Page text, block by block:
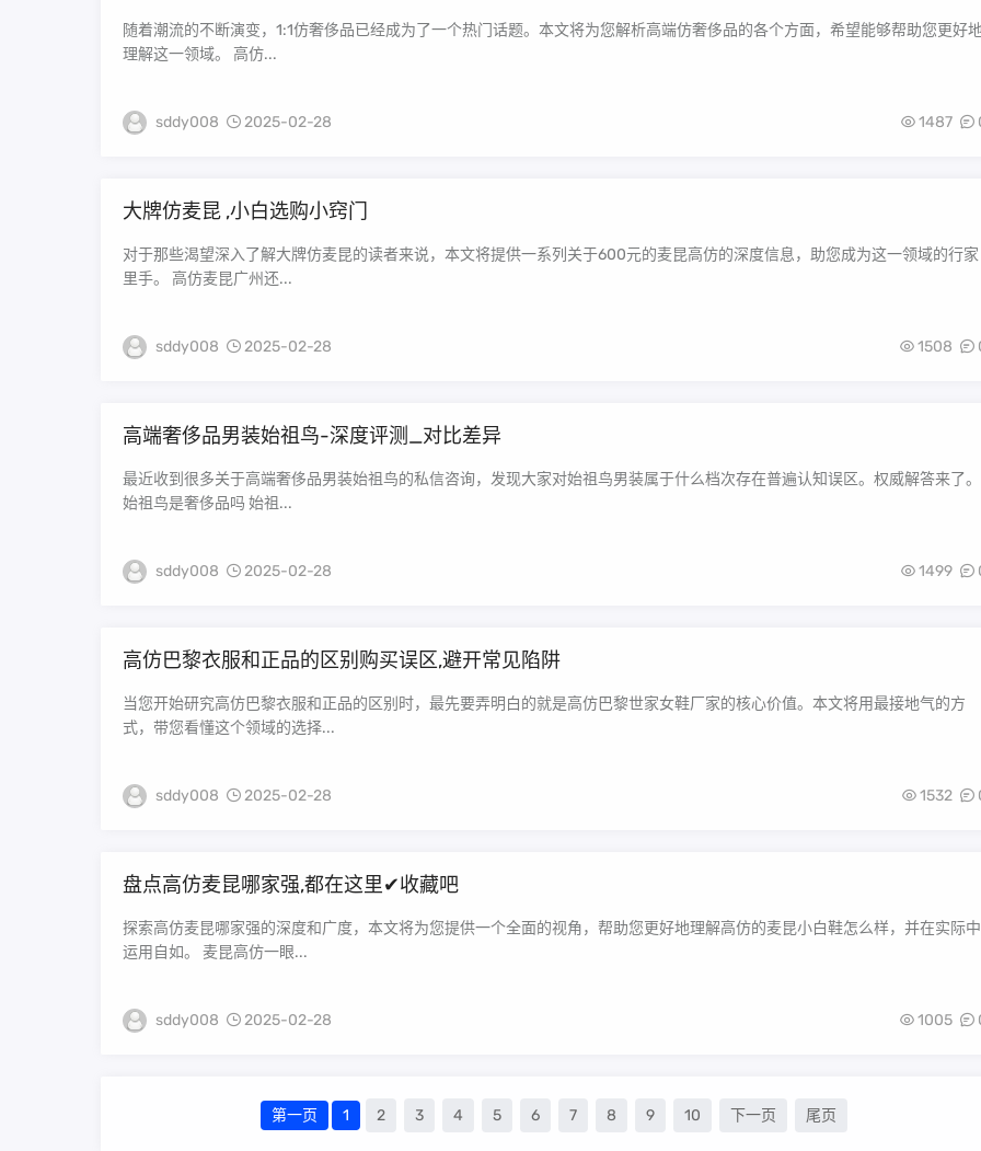
随着潮流的不断演变，1:1仿奢侈品已经成为了一个热门话题。本文将为您解析高端仿奢侈品的各个方面，希望能够帮助您更好
理解这一领域。 高仿...
sddy008 2025-02-28 1487
大牌仿麦昆 ,小白选购小窍门
对于那些渴望深入了解大牌仿麦昆的读者来说，本文将提供一系列关于600元的麦昆高仿的深度信息，助您成为这一领域的行家
里手。 高仿麦昆广州还...
sddy008 2025-02-28 1508
高端奢侈品男装始祖鸟-深度评测_对比差异
最近收到很多关于高端奢侈品男装始祖鸟的私信咨询，发现大家对始祖鸟男装属于什么档次存在普遍认知误区。权威解答来了。
始祖鸟是奢侈品吗 始祖...
sddy008 2025-02-28 1499
高仿巴黎衣服和正品的区别购买误区,避开常见陷阱
当您开始研究高仿巴黎衣服和正品的区别时，最先要弄明白的就是高仿巴黎世家女鞋厂家的核心价值。本文将用最接地气的方
式，带您看懂这个领域的选择...
sddy008 2025-02-28 1532
盘点高仿麦昆哪家强,都在这里✔收藏吧
探索高仿麦昆哪家强的深度和广度，本文将为您提供一个全面的视角，帮助您更好地理解高仿的麦昆小白鞋怎么样，并在实际中
运用自如。 麦昆高仿一眼...
sddy008 2025-02-28 1005
第一页 1 2 3 4 5 6 7 8 9 10 下一页 尾页